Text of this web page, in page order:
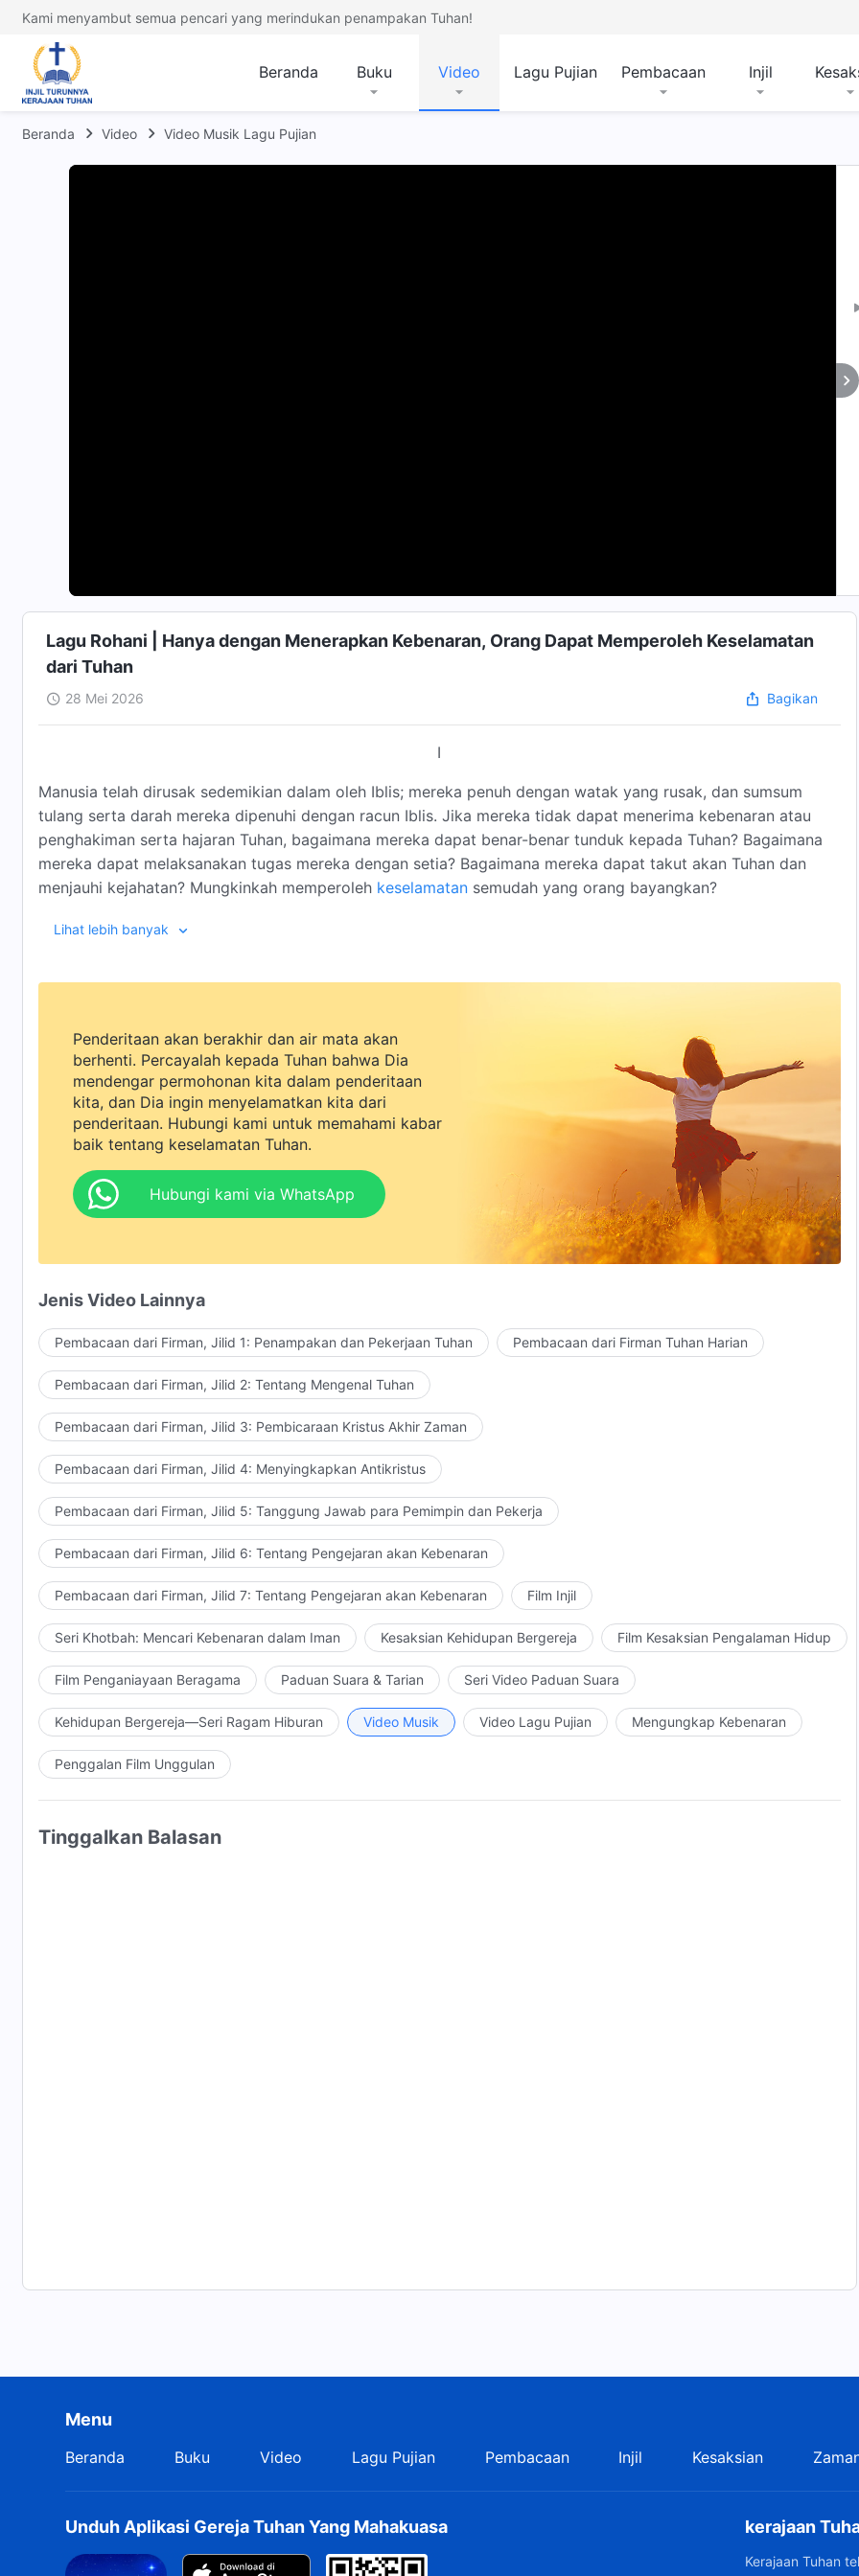
Kami menyambut semua pencari yang merindukan penampakan Tuhan!
Beranda Buku Video Lagu Pujian Pembacaan Injil
Beranda Video Video Musik Lagu Pujian
Lagu Rohani | Hanya dengan Menerapkan Kebenaran, Orang Dapat Memperoleh Keselamatan
dari Tuhan
28 Mei 2026 Bagikan
I
Manusia telah dirusak sedemikian dalam oleh Iblis; mereka penuh dengan watak yang rusak, dan sumsum
tulang serta darah mereka dipenuhi dengan racun Iblis. Jika mereka tidak dapat menerima kebenaran atau
penghakiman serta hajaran Tuhan, bagaimana mereka dapat benar-benar tunduk kepada Tuhan? Bagaimana
mereka dapat melaksanakan tugas mereka dengan setia? Bagaimana mereka dapat takut akan Tuhan dan
menjauhi kejahatan? Mungkinkah memperoleh keselamatan semudah yang orang bayangkan?
telah datang untuk menyelamatkan mereka, dan sebanyak apa pun firman yang Dia ucapkan, mengubah
hanya harus mengungkapkan banyak kebenaran, tapi orang-orang juga harus berusaha sekuat tenaga 'tuk
bekerja sama dengan mengejar, menerima, dan menerapkan kebenaran; hanya dengan demikian, barulah
mereka dapat melepaskan diri dari pengaruh Iblis dan memperoleh keselamatan dari Tuhan.
III
Tuhan pernah berfirman, "Banyak yang dipanggil, tapi sedikit yang dipilih." Meskipun ada banyak orang yang
percaya kepada Tuhan, hanya mereka yang benar-benar mengalami penghakiman serta hajaran Tuhan, dan
sepenuhnya tunduk pada pekerjaan-Nya, yang dapat ditahirkan serta disempurnakan. Para pengikut yang
bukan orang percaya, orang-orang jahat, dan antikristus yang tak menerima kebenaran sedikit pun, yang di
dalam hatinya muak akan kebenaran; mereka tak akan pernah memperoleh keselamatan dari Tuhan, dan
Lihat lebih banyak
Penderitaan akan berakhir dan air mata akan
berhenti. Percayalah kepada Tuhan bahwa Dia
mendengar permohonan kita dalam penderitaan
kita, dan Dia ingin menyelamatkan kita dari
penderitaan. Hubungi kami untuk memahami kabar
baik tentang keselamatan Tuhan.
Hubungi kami via WhatsApp
Jenis Video Lainnya
Pembacaan dari Firman, Jilid 1: Penampakan dan Pekerjaan Tuhan Pembacaan dari Firman Tuhan Harian
Pembacaan dari Firman, Jilid 2: Tentang Mengenal Tuhan
Pembacaan dari Firman, Jilid 3: Pembicaraan Kristus Akhir Zaman
Pembacaan dari Firman, Jilid 4: Menyingkapkan Antikristus
Pembacaan dari Firman, Jilid 5: Tanggung Jawab para Pemimpin dan Pekerja
Pembacaan dari Firman, Jilid 6: Tentang Pengejaran akan Kebenaran
Pembacaan dari Firman, Jilid 7: Tentang Pengejaran akan Kebenaran Film Injil
Seri Khotbah: Mencari Kebenaran dalam Iman Kesaksian Kehidupan Bergereja Film Kesaksian Pengalaman Hidup
Film Penganiayaan Beragama Paduan Suara & Tarian Seri Video Paduan Suara
Kehidupan Bergereja—Seri Ragam Hiburan Video Musik Video Lagu Pujian Mengungkap Kebenaran
Penggalan Film Unggulan
Tinggalkan Balasan
Menu
Beranda Buku Video Lagu Pujian Pembacaan Injil Kesaksian
Unduh Aplikasi Gereja Tuhan Yang Mahakuasa kerajaan
Kerajaan Tuhan